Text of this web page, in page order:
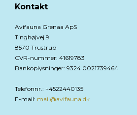
Kontakt
Avifauna Grenaa ApS
Tinghøjvej 9
8570 Trustrup
CVR-nummer: 41619783
Bankoplysninger: 9324 0021739464
Telefonnr.: +4522440135
E-mail: mail@avifauna.dk